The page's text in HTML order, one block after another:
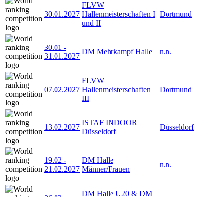
30.01.2027
FLVW
Hallenmeisterschaften I
und II
Dortmund
30.01 -
31.01.2027
DM Mehrkampf Halle n.n.
07.02.2027
FLVW
Hallenmeisterschaften
III
Dortmund
13.02.2027
ISTAF INDOOR
Düsseldorf
Düsseldorf
19.02 -
21.02.2027
DM Halle
Männer/Frauen
n.n.
DM Halle U20 & DM